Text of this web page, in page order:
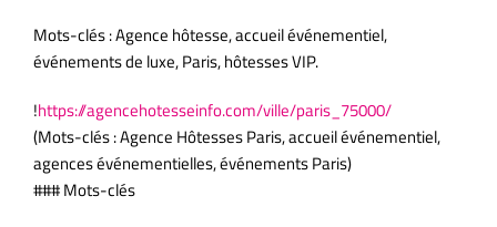
Mots-clés : Agence hôtesse, accueil événementiel,
événements de luxe, Paris, hôtesses VIP.
!https://agencehotesseinfo.com/ville/paris_75000/
(Mots-clés : Agence Hôtesses Paris, accueil événementiel,
agences événementielles, événements Paris)
### Mots-clés